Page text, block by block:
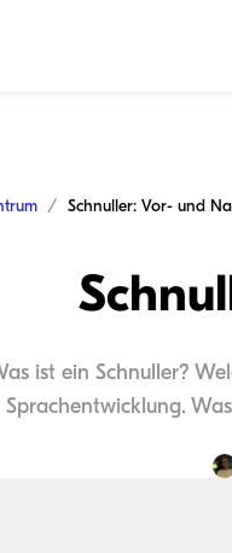
Schnuller: Vor- und
ist ein Schnuller?
Sprachentwicklung.